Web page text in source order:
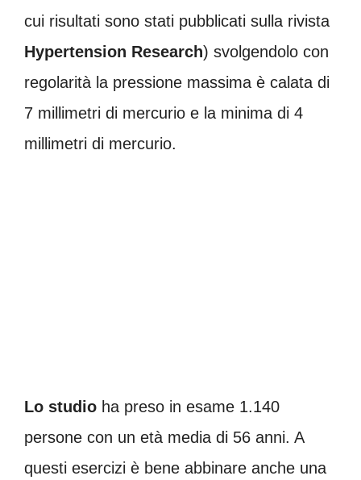
cui risultati sono stati pubblicati sulla rivista
Hypertension Research) svolgendolo con
regolarità la pressione massima è calata di
7 millimetri di mercurio e la minima di 4
millimetri di mercurio.
Lo studio ha preso in esame 1.140
persone con un età media di 56 anni. A
questi esercizi è bene abbinare anche una